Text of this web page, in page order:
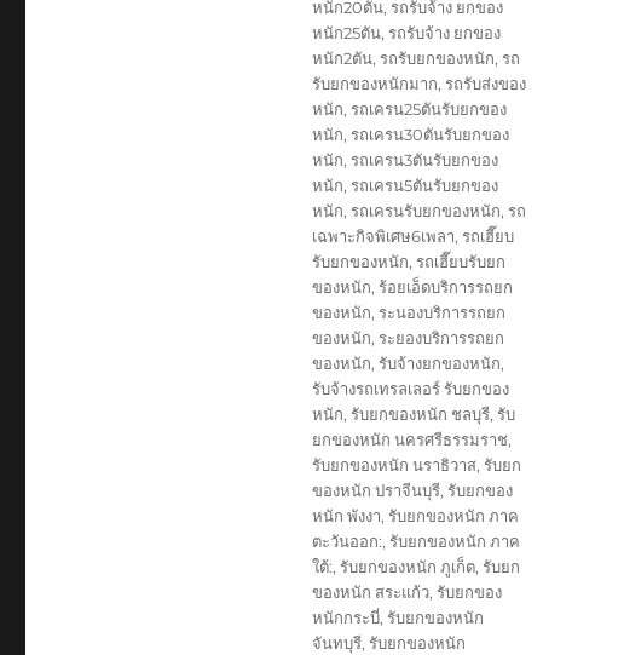
หนัก20ตัน, รถรับจ้าง ยกของ
หนัก25ตัน, รถรับจ้าง ยกของ
หนัก2ตัน, รถรับยกของหนัก, รถ
รับยกของหนักมาก, รถรับส่งของ
หนัก, รถเครน25ตันรับยกของ
หนัก, รถเครน30ตันรับยกของ
หนัก, รถเครน3ตันรับยกของ
หนัก, รถเครน5ตันรับยกของ
หนัก, รถเครนรับยกของหนัก, รถ
เฉพาะกิจพิเศษ6เพลา, รถเฮี๊ยบ
รับยกของหนัก, รถเฮี๊ยบรับยก
ของหนัก, ร้อยเอ็ดบริการรถยก
ของหนัก, ระนองบริการรถยก
ของหนัก, ระยองบริการรถยก
ของหนัก, รับจ้างยกของหนัก,
รับจ้างรถเทรลเลอร์ รับยกของ
หนัก, รับยกของหนัก ชลบุรี, รับ
ยกของหนัก นครศรีธรรมราช,
รับยกของหนัก นราธิวาส, รับยก
ของหนัก ปราจีนบุรี, รับยกของ
หนัก พังงา, รับยกของหนัก ภาค
ตะวันออก:, รับยกของหนัก ภาค
ใต้:, รับยกของหนัก ภูเก็ต, รับยก
ของหนัก สระแก้ว, รับยกของ
หนักกระบี่, รับยกของหนัก
จันทบุรี, รับยกของหนัก